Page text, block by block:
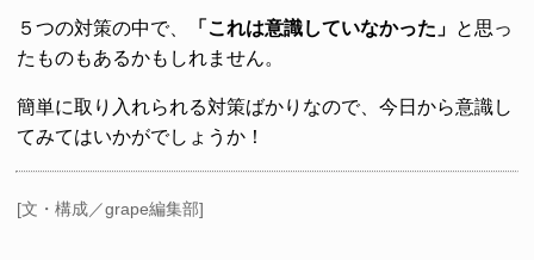
５つの対策の中で、 「これは意識していなかった」 と思っ
たものもあるかもしれません。
簡単に取り入れられる対策ばかりなので、今日から意識し
てみてはいかがでしょうか！
[文・構成／grape編集部]